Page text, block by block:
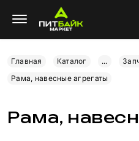
Главная Каталог ...
Рама, навесные агрегаты
Рама,